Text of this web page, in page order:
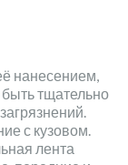
нанесением,
тщательно
с кузовом.
лента